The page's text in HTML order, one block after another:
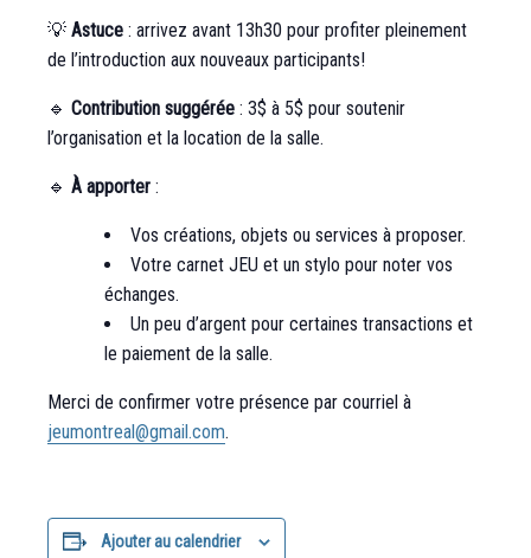
💡 Astuce : arrivez avant 13h30 pour profiter pleinement
de l’introduction aux nouveaux participants!
🔹 Contribution suggérée : 3$ à 5$ pour soutenir
l’organisation et la location de la salle.
🔹 À apporter :
Vos créations, objets ou services à proposer.
Votre carnet JEU et un stylo pour noter vos
échanges.
Un peu d’argent pour certaines transactions et
le paiement de la salle.
Merci de confirmer votre présence par courriel à
jeumontreal@gmail.com.
Ajouter au calendrier